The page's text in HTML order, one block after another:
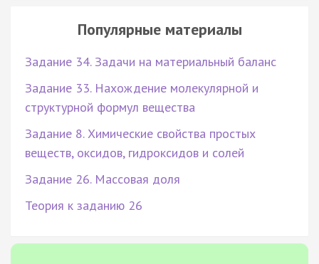
Популярные материалы
Задание 34. Задачи на материальный баланс
Задание 33. Нахождение молекулярной и
структурной формул вещества
Задание 8. Химические свойства простых
веществ, оксидов, гидроксидов и солей
Задание 26. Массовая доля
Теория к заданию 26